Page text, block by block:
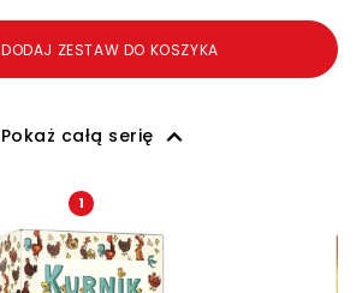
DODAJ ZESTAW DO KOSZYKA
Pokaż całą serię
1